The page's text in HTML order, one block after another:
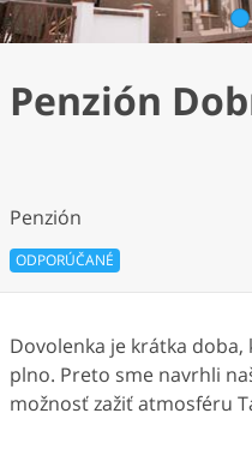
1
Penzión
Penzión
ODPORÚČANÉ
Dovolenka je krátka
plno. Preto sme navrhli
možnosť zažiť atmosféru